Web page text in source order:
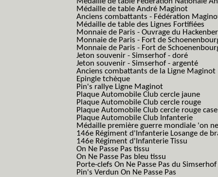
Médaille de table André Maginot
Anciens combattants - Fédération
Médaille de table des Lignes Fortifiées
Monnaie de Paris - Ouvrage du
Monnaie de Paris - Fort de
Monnaie de Paris - Fort de
Jeton souvenir - Simserhof - doré
Jeton souvenir - Simserhof - argenté
Anciens combattants de la Ligne Maginot
Epingle tchèque
Pin's rallye Ligne Maginot
Plaque Automobile Club cercle jaune
Plaque Automobile Club cercle rouge
Plaque Automobile Club cercle rouge
Plaque Automobile Club Infanterie
Médaille première guerre mondiale 'on
146e Régiment d'Infanterie Losange de
146e Régiment d'Infanterie Tissu
On Ne Passe Pas tissu
On Ne Passe Pas bleu tissu
Porte-clefs On Ne Passe Pas du Simserhof
Pin's Verdun On Ne Passe Pas